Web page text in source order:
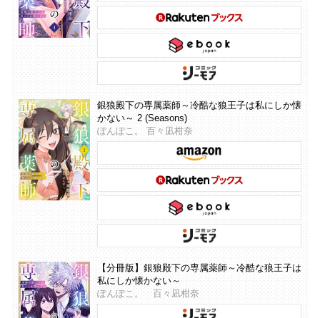
銀狼殿下の専属薬師～冷酷な狼王子は私にしか懐
かない～ 2 (Seasons)
ぽんぽこ。 百々凪柑奈
【分冊版】銀狼殿下の専属薬師～冷酷な狼王子は
私にしか懐かない～
ぽんぽこ。 百々凪柑奈